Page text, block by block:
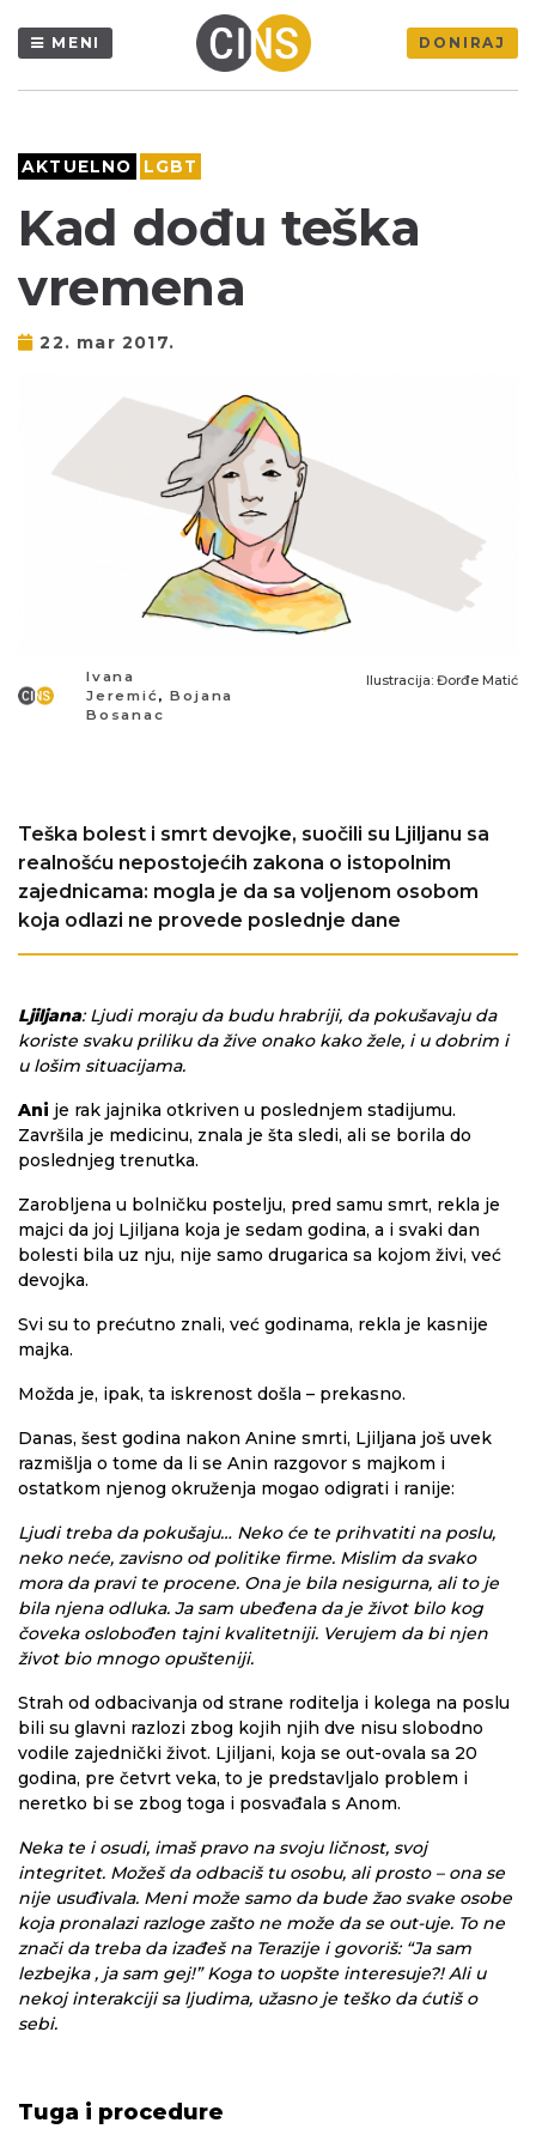
MENI DONIRAJ
AKTUELNO LGBT
Kad dođu teška
vremena
22. mar 2017.
Ivana
Jeremić,Bojana
Bosanac
Ilustracija: Đorđe Matić
Teška bolest i smrt devojke, suočili su Ljiljanu sa
realnošću nepostojećih zakona o istopolnim
zajednicama: mogla je da sa voljenom osobom
koja odlazi ne provede poslednje dane
Ljiljana: Ljudi moraju da budu hrabriji, da pokušavaju da
koriste svaku priliku da žive onako kako žele, i u dobrim i
u lošim situacijama.
Ani je rak jajnika otkriven u poslednjem stadijumu.
Završila je medicinu, znala je šta sledi, ali se borila do
poslednjeg trenutka.
Zarobljena u bolničku postelju, pred samu smrt, rekla je
majci da joj Ljiljana koja je sedam godina, a i svaki dan
bolesti bila uz nju, nije samo drugarica sa kojom živi, već
devojka.
Svi su to prećutno znali, već godinama, rekla je kasnije
majka.
Možda je, ipak, ta iskrenost došla – prekasno.
Danas, šest godina nakon Anine smrti, Ljiljana još uvek
razmišlja o tome da li se Anin razgovor s majkom i
ostatkom njenog okruženja mogao odigrati i ranije:
Ljudi treba da pokušaju… Neko će te prihvatiti na poslu,
neko neće, zavisno od politike firme. Mislim da svako
mora da pravi te procene. Ona je bila nesigurna, ali to je
bila njena odluka. Ja sam ubeđena da je život bilo kog
čoveka oslobođen tajni kvalitetniji. Verujem da bi njen
život bio mnogo opušteniji.
Strah od odbacivanja od strane roditelja i kolega na poslu
bili su glavni razlozi zbog kojih njih dve nisu slobodno
vodile zajednički život. Ljiljani, koja se out-ovala sa 20
godina, pre četvrt veka, to je predstavljalo problem i
neretko bi se zbog toga i posvađala s Anom.
Neka te i osudi, imaš pravo na svoju ličnost, svoj
integritet. Možeš da odbaciš tu osobu, ali prosto – ona se
nije usuđivala. Meni može samo da bude žao svake osobe
koja pronalazi razloge zašto ne može da se out-uje. To ne
znači da treba da izađeš na Terazije i govoriš: “Ja sam
lezbejka , ja sam gej!” Koga to uopšte interesuje?! Ali u
nekoj interakciji sa ljudima, užasno je teško da ćutiš o
sebi.
Tuga i procedure